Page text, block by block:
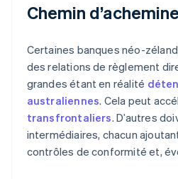
Chemin
Certaines banques néo-
des relations de règlement
grandes étant en réalité
australiennes. Cela peut
transfrontaliers. D’autres
intermédiaires, chacun
contrôles de conformité et,